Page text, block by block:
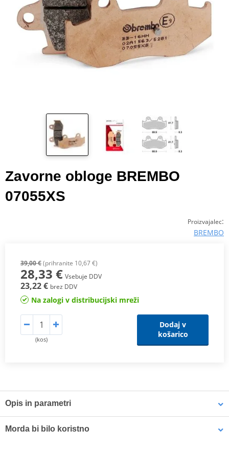
Zavorne obloge BREMBO
07055XS
Proizvajalec:
BREMBO
39,00 €(prihranite 10,67 €)
28,33 € Vsebuje DDV
23,22 € brez DDV
Na zalogi v distribucijski mreži
(kos)
Dodaj v
košarico
Opis in parametri
Morda bi bilo koristno